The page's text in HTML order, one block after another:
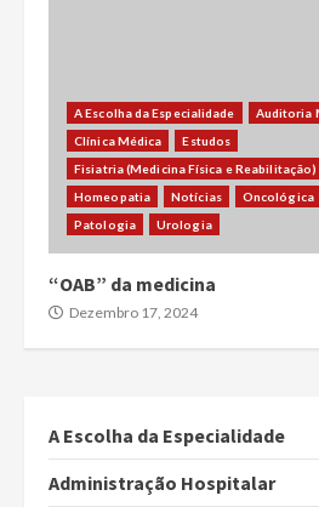
A Escolha da Especialidade
Auditoria
Clínica Médica
Estudos
Fisiatria (Medicina Física e Reabilitação)
Homeopatia
Notícias Oncológica
Patologia
Urologia
“OAB” da medicina
Dezembro 17, 2024
A Escolha da Especialidade
Administração Hospitalar